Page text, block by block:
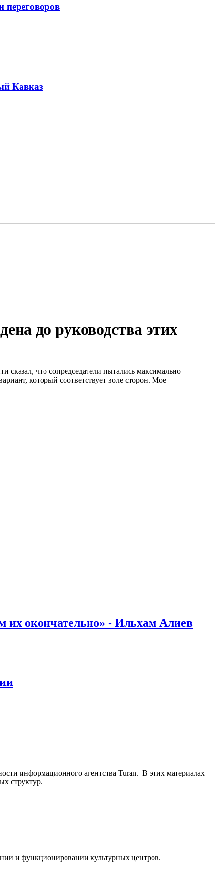
переговоров
Кавказ
до руководства этих
сказал, что сопредседатели пытались максимально
который соответствует воле сторон. Мое
их окончательно» - Ильхам Алиев
информационного агентства Turan. В этих материалах
структур.
и функционировании культурных центров.